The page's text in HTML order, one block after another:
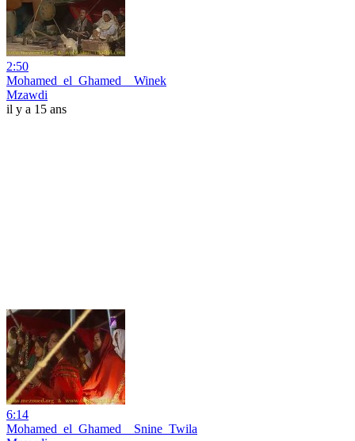
2:50
Mohamed_el_Ghamed__Winek
Mzawdi
il y a 15 ans
6:14
Mohamed_el_Ghamed__Snine_Twila